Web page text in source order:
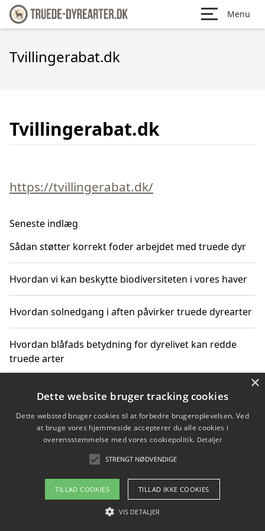
Menu
Tvillingerabat.dk
Tvillingerabat.dk
https://tvillingerabat.dk/
Seneste indlæg
Sådan støtter korrekt foder arbejdet med truede dyr
Hvordan vi kan beskytte biodiversiteten i vores haver
Hvordan solnedgang i aften påvirker truede dyrearter
Hvordan blåfads betydning for dyrelivet kan redde
truede arter
Hvordan kan gaver til unge voksne støtte bevarelsen
Copyright 2026 - Pilanto Aps
Om / kontakt
Blog Betingelser
×
Dette website bruger tracking cookies
Dette websted bruger cookies til at forbedre brugeroplevelsen. Ved
at bruge vores hjemmeside accepterer du alle cookies i
overensstemmelse med vores cookiepolitik. Detaljer
STRENGT NØDVENDIGE
TILLAD COOKIES TILLAD IKKE COOKIES
VIS DETALJER